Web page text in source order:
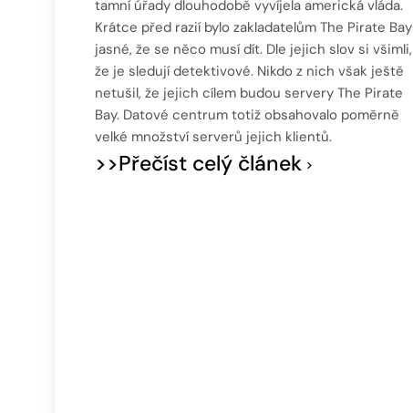
tamní úřady dlouhodobě vyvíjela americká vláda.
Krátce před razií bylo zakladatelům The Pirate Bay
jasné, že se něco musí dít. Dle jejich slov si všimli,
že je sledují detektivové. Nikdo z nich však ještě
netušil, že jejich cílem budou servery The Pirate
Bay. Datové centrum totiž obsahovalo poměrně
velké množství serverů jejich klientů.
>>Přečíst celý článek